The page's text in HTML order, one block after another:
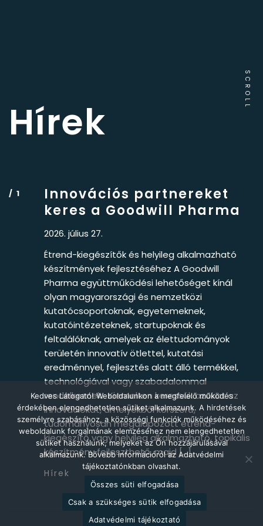
Hírek
SCROLL
Innovációs partnereket
keres a Goodwill Pharma
2026. július 27.
Étrend-kiegészítők és helyileg alkalmazható
készítmények fejlesztéséhez A Goodwill
Pharma együttműködési lehetőséget kínál
olyan magyarországi és nemzetközi
kutatócsoportoknak, egyetemeknek,
kutatóintézeteknek, startupoknak és
feltalálóknak, amelyek az élettudományok
területén innovatív ötlettel, kutatási
eredménnyel, fejlesztés alatt álló termékkel,
technológiával vagy szabadalommal
rendelkeznek. Kiemelten keressük azokat az
innovációkat, amelyekből korszerű,
tudományosan megalapozott étrend-
kiegészítő vagy helyileg alkalmazható, topikális
készítmény fejleszthető, majd […]
Hírek
Kedves Látogató! Weboldalunkon a megfelelő működés
érdekében elengedhetetlen sütiket alkalmazunk. A hirdetések
személyre szabásához, a közösségi funkciók működéséhez és
weboldalunk forgalmának elemzéséhez nem elengedhetetlen
sütiket használunk, melyeket az Ön hozzájárulásával
alkalmazunk. Bővebb információról az Adatvédelmi
tájékoztatónkban olvashat.
Összes süti elfogadása
Csak a szükséges sütik elfogadása
Adatvédelmi tájékoztató